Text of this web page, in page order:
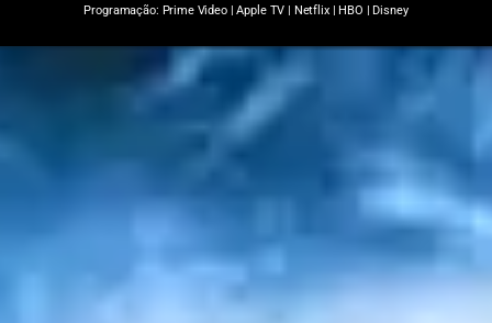
Programação: Prime Video|Apple TV | Netflix|HBO |Disney